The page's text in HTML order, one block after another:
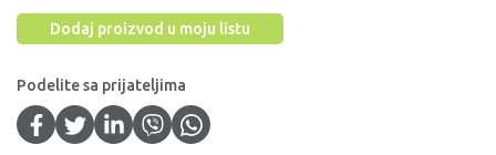
Dodaj proizvod u moju listu
Podelite sa prijateljima